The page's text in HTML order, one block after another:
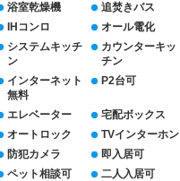
浴室乾燥機
追焚きバス
IHコンロ
オール電化
システムキッチ
ン
カウンターキッ
チン
インターネット
無料
P2台可
エレベーター
宅配ボックス
オートロック
TVインターホン
防犯カメラ
即入居可
ペット相談可
二人入居可